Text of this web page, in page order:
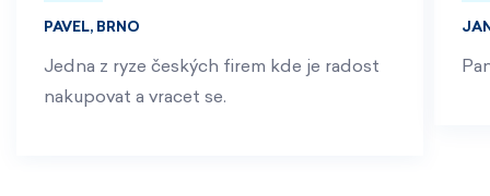
PAVEL, BRNO
Jedna z ryze českých firem kde je radost
nakupovat a vracet se.